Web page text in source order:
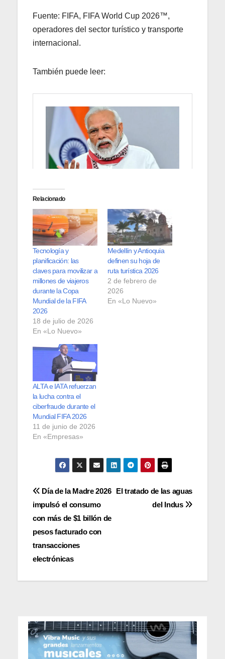
Fuente: FIFA, FIFA World Cup 2026™,
operadores del sector turístico y transporte
internacional.
También puede leer:
Relacionado
Tecnología y
planificación: las
claves para movilizar a
millones de viajeros
durante la Copa
Mundial de la FIFA
2026
18 de julio de 2026
En «Lo Nuevo»
Medellín y Antioquia
definen su hoja de
ruta turística 2026
2 de febrero de
2026
En «Lo Nuevo»
ALTA e IATA refuerzan
la lucha contra el
ciberfraude durante el
Mundial FIFA 2026
11 de junio de 2026
En «Empresas»
Navegación
de
entradas
El tratado de las aguas
del Indus
Día de la Madre 2026
impulsó el consumo
con más de $1 billón de
pesos facturado con
transacciones
electrónicas